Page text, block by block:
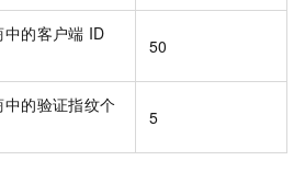
的客户端 ID
50
的验证指纹个
5